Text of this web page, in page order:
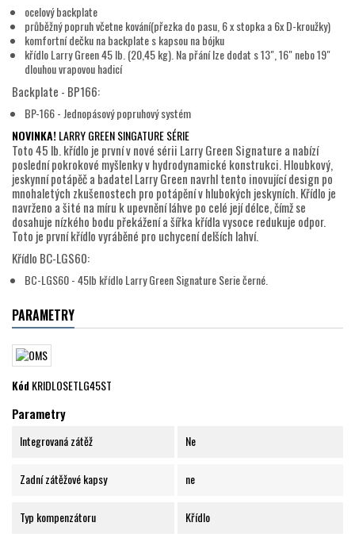
ocelový backplate
průběžný popruh včetne kování(přezka do pasu, 6 x stopka a 6x D-kroužky)
komfortní dečku na backplate s kapsou na bójku
křídlo Larry Green 45 lb. (20,45 kg). Na přání lze dodat s 13", 16" nebo 19"
dlouhou vrapovou hadicí
Backplate - BP166:
BP-166 - Jednopásový popruhový systém
NOVINKA!LARRY GREEN SINGATURE SÉRIE
Toto 45 lb. křídlo je první v nové sérii Larry Green Signature a nabízí
poslední pokrokové myšlenky v hydrodynamické konstrukci. Hloubkový,
jeskynní potápěč a badatel Larry Green navrhl tento inovující design po
mnohaletých zkušenostech pro potápění v hlubokých jeskyních. Křídlo je
navrženo a šité na míru k upevnění láhve po celé její délce, čímž se
dosahuje nízkého bodu překážení a šířka křídla vysoce redukuje odpor.
Toto je první křídlo vyráběné pro uchycení delších lahví.
Křídlo BC-LGS60:
BC-LGS60 - 45lb křídlo Larry Green Signature Serie černé.
PARAMETRY
KódKRIDLOSETLG45ST
Parametry
Integrovaná zátěž Ne
Zadní zátěžové kapsy ne
Typ kompenzátoru Křídlo